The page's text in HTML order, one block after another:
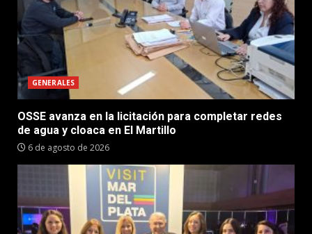
GENERALES
OSSE avanza en la licitación para completar redes
de agua y cloaca en El Martillo
6 de agosto de 2026